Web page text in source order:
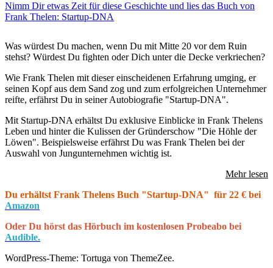
Nimm Dir etwas Zeit für diese Geschichte und lies das Buch von
Frank Thelen: Startup-DNA
Was würdest Du machen, wenn Du mit Mitte 20 vor dem Ruin
stehst? Würdest Du fighten oder Dich unter die Decke verkriechen?
Wie Frank Thelen mit dieser einscheidenen Erfahrung umging, er
seinen Kopf aus dem Sand zog und zum erfolgreichen Unternehmer
reifte, erfährst Du in seiner Autobiografie "Startup-DNA".
Mit Startup-DNA erhältst Du exklusive Einblicke in Frank Thelens
Leben und hinter die Kulissen der Gründerschow "Die Höhle der
Löwen". Beispielsweise erfährst Du was Frank Thelen bei der
Auswahl von Jungunternehmen wichtig ist.
Mehr lesen
Du erhältst Frank Thelens Buch "Startup-DNA" für 22 € bei
Amazon
Oder Du hörst das Hörbuch im kostenlosen Probeabo bei
Audible.
WordPress-Theme: Tortuga von ThemeZee.